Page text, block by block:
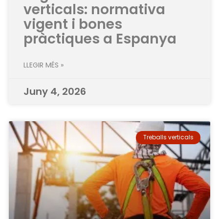
verticals: normativa
vigent i bones
pràctiques a Espanya
LLEGIR MÉS »
Juny 4, 2026
Treballs verticals